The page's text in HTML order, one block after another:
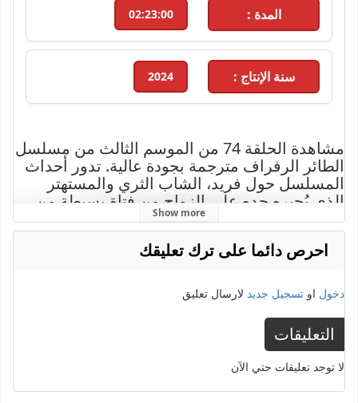
المدة : 02:23:00
سنة الإنتاج : 2024
مشاهدة الحلقة 74 من الموسم الثالث من مسلسل
الطائر الرفراف مترجمة بجودة عالية. تدور أحداث
المسلسل حول فريد، الشاب الثري والمستهتر
الذي يُجبره جده على الزواج من فتاة بسيطة من
مسقط رأسه لتلقينه درسًا بعد سلسلة من
التصرفات الطائشة، مما يفتح الباب أمام تحديات
وصراعات مشوقة بين العائلتين. مع أحداث مليئة
المسلسل من بطولة شيتين تيكندور وعفراء
موقع إيجي دراما بجودة عالية واستمتعوا بالقصة
الممتعة والمشوقة.
الكلمات الدلالية :طائر الرفراف,مسلسل طائر الرفراف,مسلسل طائر الرفراف مترجم,
Yali
Show more
احرص دائما على ترك تعليقك
دخول او تسجيل جديد لارسال تعليق
التعليقات
لا توجد تعليقات حتي الآن